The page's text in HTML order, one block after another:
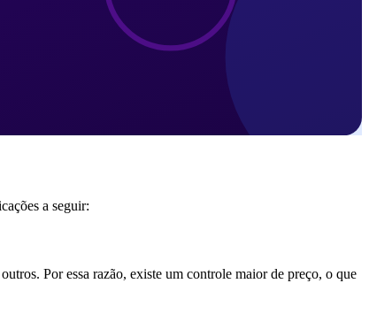
a seguir:
Por essa razão, existe um controle maior de preço, o que